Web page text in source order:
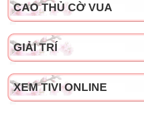
CAO THỦ CỜ VUA
GIẢI TRÍ
XEM TIVI ONLINE